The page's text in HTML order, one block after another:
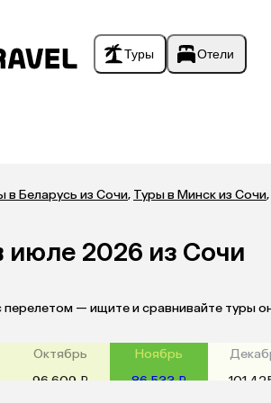
Туры Отели
в Беларусь из Сочи, Туры в Минск из Сочи,
июле 2026 из Сочи
перелетом — ищите и сравнивайте туры
Октябрь
96 609 ₽
Ноябрь
86 533 ₽
101